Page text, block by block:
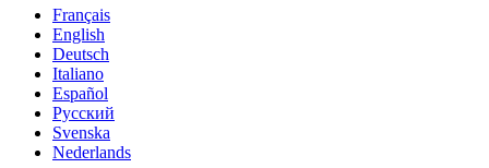
Français
English
Deutsch
Italiano
Español
Русский
Svenska
Nederlands